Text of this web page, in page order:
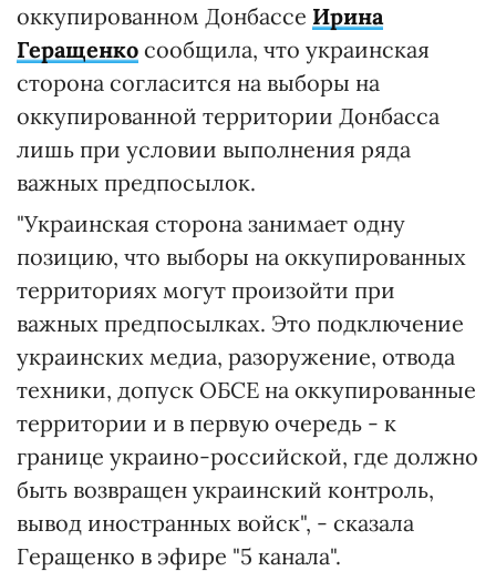
оккупированном Донбассе Ирина
Геращенко сообщила, что украинская
сторона согласится на выборы на
оккупированной территории Донбасса
лишь при условии выполнения ряда
важных предпосылок.
"Украинская сторона занимает одну
позицию, что выборы на оккупированных
территориях могут произойти при
важных предпосылках. Это подключение
украинских медиа, разоружение, отвода
техники, допуск ОБСЕ на оккупированные
территории и в первую очередь - к
границе украино-российской, где должно
быть возвращен украинский контроль,
вывод иностранных войск", - сказала
Геращенко в эфире "5 канала".